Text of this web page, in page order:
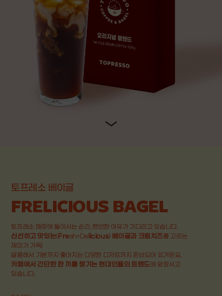
토프레소 베이글
FRELICIOUS BAGEL
토프레소 매장에 들어서는 순간, 편안한 여유가 기다리고 있습니다.
신선하고 맛있는(Fresh+Delicious) 베이글과 크림치즈 를 고르는
재미가 가득!
달콤해서 기분까지 좋아지는 다양한 디저트까지 준비되어 있거든요.
카페에서 간단한 한 끼를 챙기는 현대인들의 트랜드에 앞장서고
있습니다.